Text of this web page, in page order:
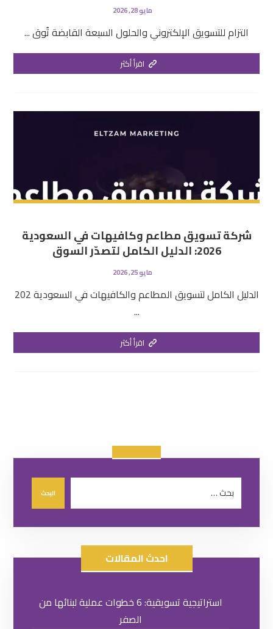
مايو 28, 2026
التزام للتسويق الإلكتروني والحلول السبعة القابضة تُوق ...
اقرأ أكثر
شركة تسويق مطاعم وكافيهات في السعودية
2026: الدليل الكامل لتصدّر السوق
مايو 25, 2026
الدليل الكامل لتسويق المطاعم والكافيهات في السعودية 202
...
اقرأ أكثر
احدث المقالات
استراتيجية تسويقية: 6 خطوات عملية لبنائها من
الصفر